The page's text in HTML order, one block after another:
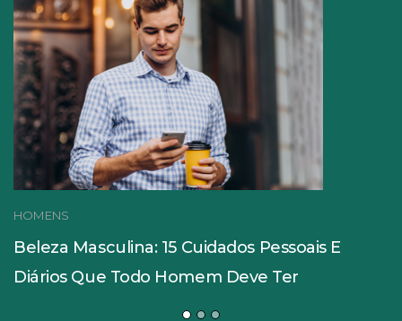
HOMENS
Beleza Masculina: 15 Cuidados Pessoais E
Diários Que Todo Homem Deve Ter